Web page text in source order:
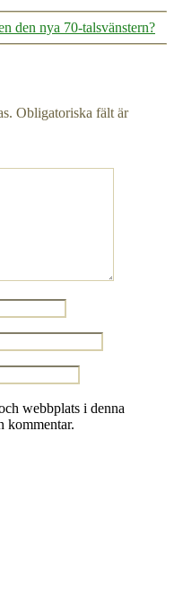
den nya 70-talsvänstern?
Obligatoriska fält är
webbplats i denna
kommentar.